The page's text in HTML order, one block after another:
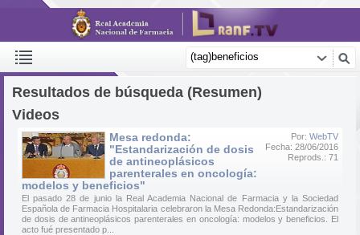
Resultados de búsqueda (Resumen)
Videos
Por: WebTV
Fecha: 28/06/2016
Reprods.: 71
Mesa redonda:
"Estandarización de dosis
de antineoplásicos
parenterales en oncología:
modelos y beneficios"
El pasado 28 de junio la Real Academia Nacional de Farmacia y la Sociedad
Española de Farmacia Hospitalaria celebraron la Mesa Redonda:Estandarización
de dosis de antineoplásicos parenterales en oncología: modelos y beneficios. El
acto fué presentado p...